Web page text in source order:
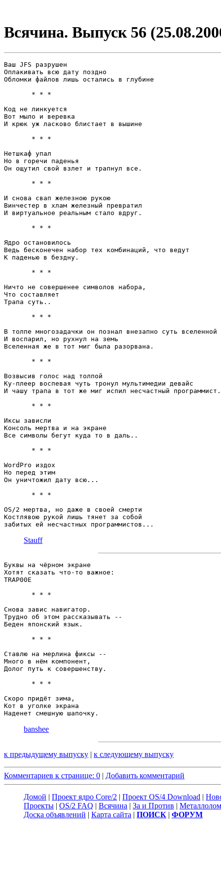
Всячина. Выпуск 56
Ваш JFS разрушен
Оплакивать всю дату поздно
Обломки файлов лишь остались в глубине
       * * *
Код не линкуется
Вот мыло и веревка
И крюк уж ласково блистает в вышине
       * * *
Нетшкаф упал
Но в горечи паденья
Он ощутил свой взлет и трапнул все.
       * * *
И снова свап железною рукою
Винчестер в хлам железный превратил
И виртуальное реальным стало вдруг.
       * * *
Ядро остановилось
Ведь бесконечен набор тех комбинаций, что ведут
К паденью в бездну.
       * * *
Ничто не совершенее символов набора,
Что составляет
Трапа суть..
       * * *
В толпе многозадачки он познал внезапно суть вселенной
И воспарил, но рухнул на земь
Вселенная же в тот миг была разорвана.
       * * *
Возвысив голос над толпой
Ку-плеер воспевая чуть тронул мультимедии девайс
И чашу трапа в тот же миг испил несчастный программист.
       * * *
Иксы зависли
Консоль мертва и на экране
Все символы бегут куда то в даль..
       * * *
WordPro издох
Но перед этим
Он уничтожил дату всю...
       * * *
OS/2 мертва, но даже в своей смерти
Костлявою рукой лишь тянет за собой
Stauff
Буквы на чёрном экране
Хотят сказать что-то важное:
TRAP00E
       * * *
Снова завис навигатор.
Трудно об этом рассказывать --
Беден японский язык.
       * * *
Ставлю на мерлина фиксы --
Много в нём компонент,
Долог путь к совершенству.
       * * *
Скоро придёт зима,
Кот в уголке экрана
banshee
к предыдущему выпуску | к следующему выпуску
Комментариев к странице: 0 | Добавить комментарий
Домой | Проект ядро Core/2 | Проект OS/4 Download |
Проекты | OS/2 FAQ | Всячина | За и Против | Металлолом
Доска объявлений | Карта сайта | ПОИСК | ФОРУМ